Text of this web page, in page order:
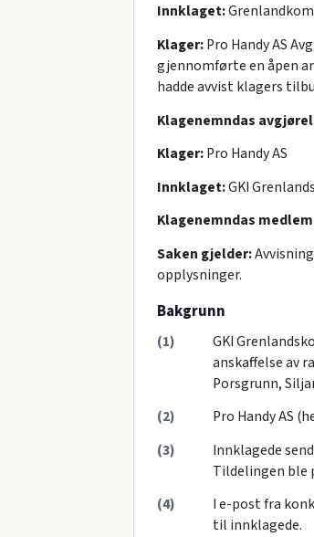
Innklaget:
Klager:Pro Handy AS
gjennomførte en åpen
hadde avvist klagers
Klagenemndas
Klager:Pro Handy AS
Innklaget:GKI
Klagenemndas
Saken gjelder:
opplysninger.
Bakgrunn
(1)
GKI
anskaffelse av
Porsgrunn,
(2)
Pro Handy AS
(3)
Innklagede
Tildelingen ble
(4)
I e-post fra
til innklagede.